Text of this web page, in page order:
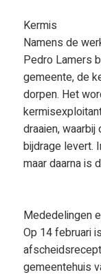
Kermis
Namens de
Pedro Lamers
gemeente, de
dorpen. Het
draaien,
bijdrage levert.
maar daarna is
Mededelingen
Op 14 februari
gemeentehuis